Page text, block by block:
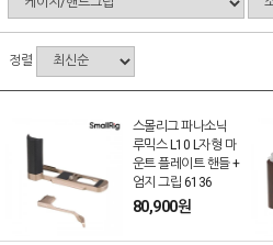
정렬
스몰리그 파나소닉
루믹스 L10 L자형 마
운트 플레이트 핸들 +
엄지 그립 6136
80,900원